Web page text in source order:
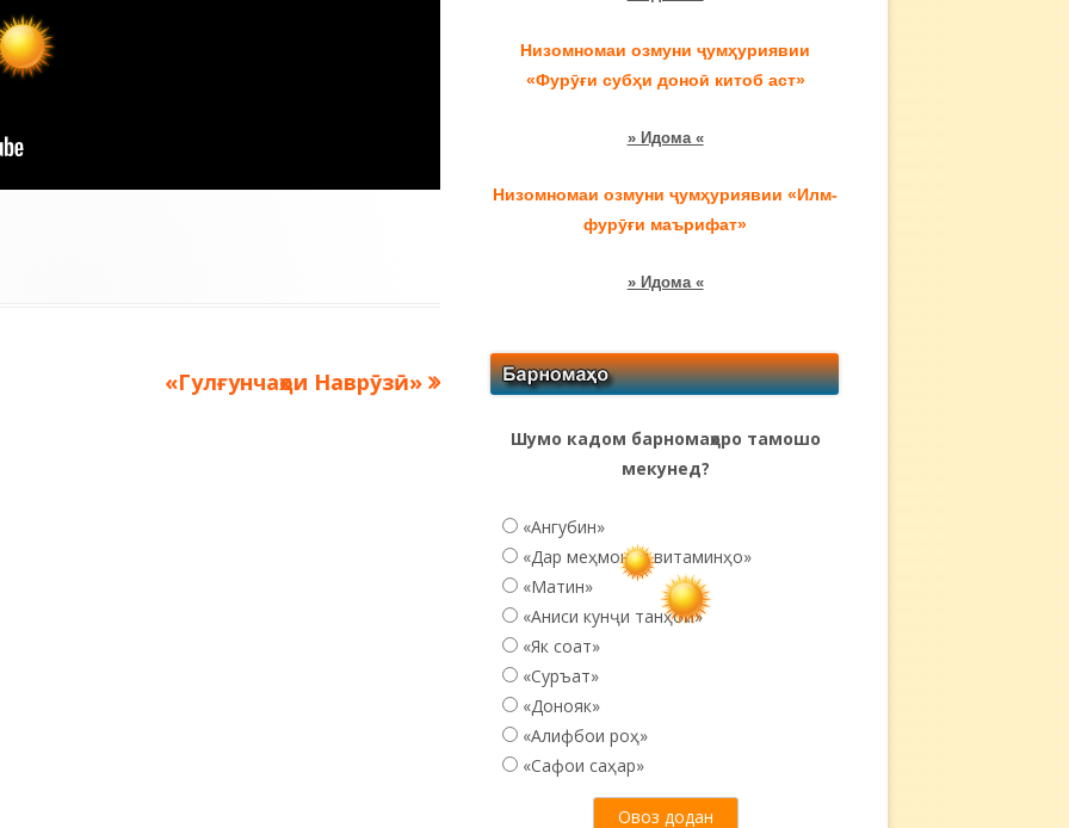
Следующая
«Гулғунчаҳои Наврӯзӣ»
Низомномаи озмуни ҷумҳуриявии
«Фурӯғи субҳи доноӣ китоб аст»
» Идома «
Низомномаи озмуни ҷумҳуриявии «Илм-
фурӯғи маърифат»
» Идома «
Шумо кадом барномаҳоро тамошо
мекунед?
«Ангубин»
«Дар меҳмонии витаминҳо»
«Матин»
«Аниси кунҷи танҳоӣ...»
«Як соат»
«Суръат»
«Донояк»
«Алифбои роҳ»
«Сафои саҳар»